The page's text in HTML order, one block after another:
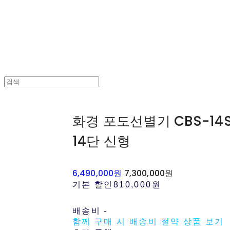
화경 포도선별기 CBS-
14단 신형
6,490,000원 7,300,000원
기본 할인 810,000원
배송비-
함께 구매 시 배송비 절약 상품 보기